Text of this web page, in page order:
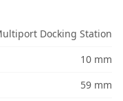
Docking Station
10 mm
59 mm